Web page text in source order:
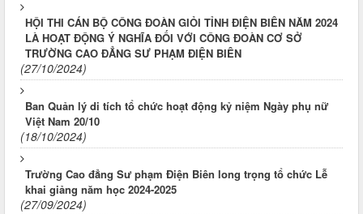
HỘI THI CÁN BỘ CÔNG ĐOÀN GIỎI TỈNH ĐIỆN BIÊN NĂM 2024
LÀ HOẠT ĐỘNG Ý NGHĨA ĐỐI VỚI CÔNG ĐOÀN CƠ SỞ
TRƯỜNG CAO ĐẲNG SƯ PHẠM ĐIỆN BIÊN
(27/10/2024)
Ban Quản lý di tích tổ chức hoạt động kỷ niệm Ngày phụ nữ
Việt Nam 20/10
(18/10/2024)
Trường Cao đẳng Sư phạm Điện Biên long trọng tổ chức Lễ
khai giảng năm học 2024-2025
(27/09/2024)